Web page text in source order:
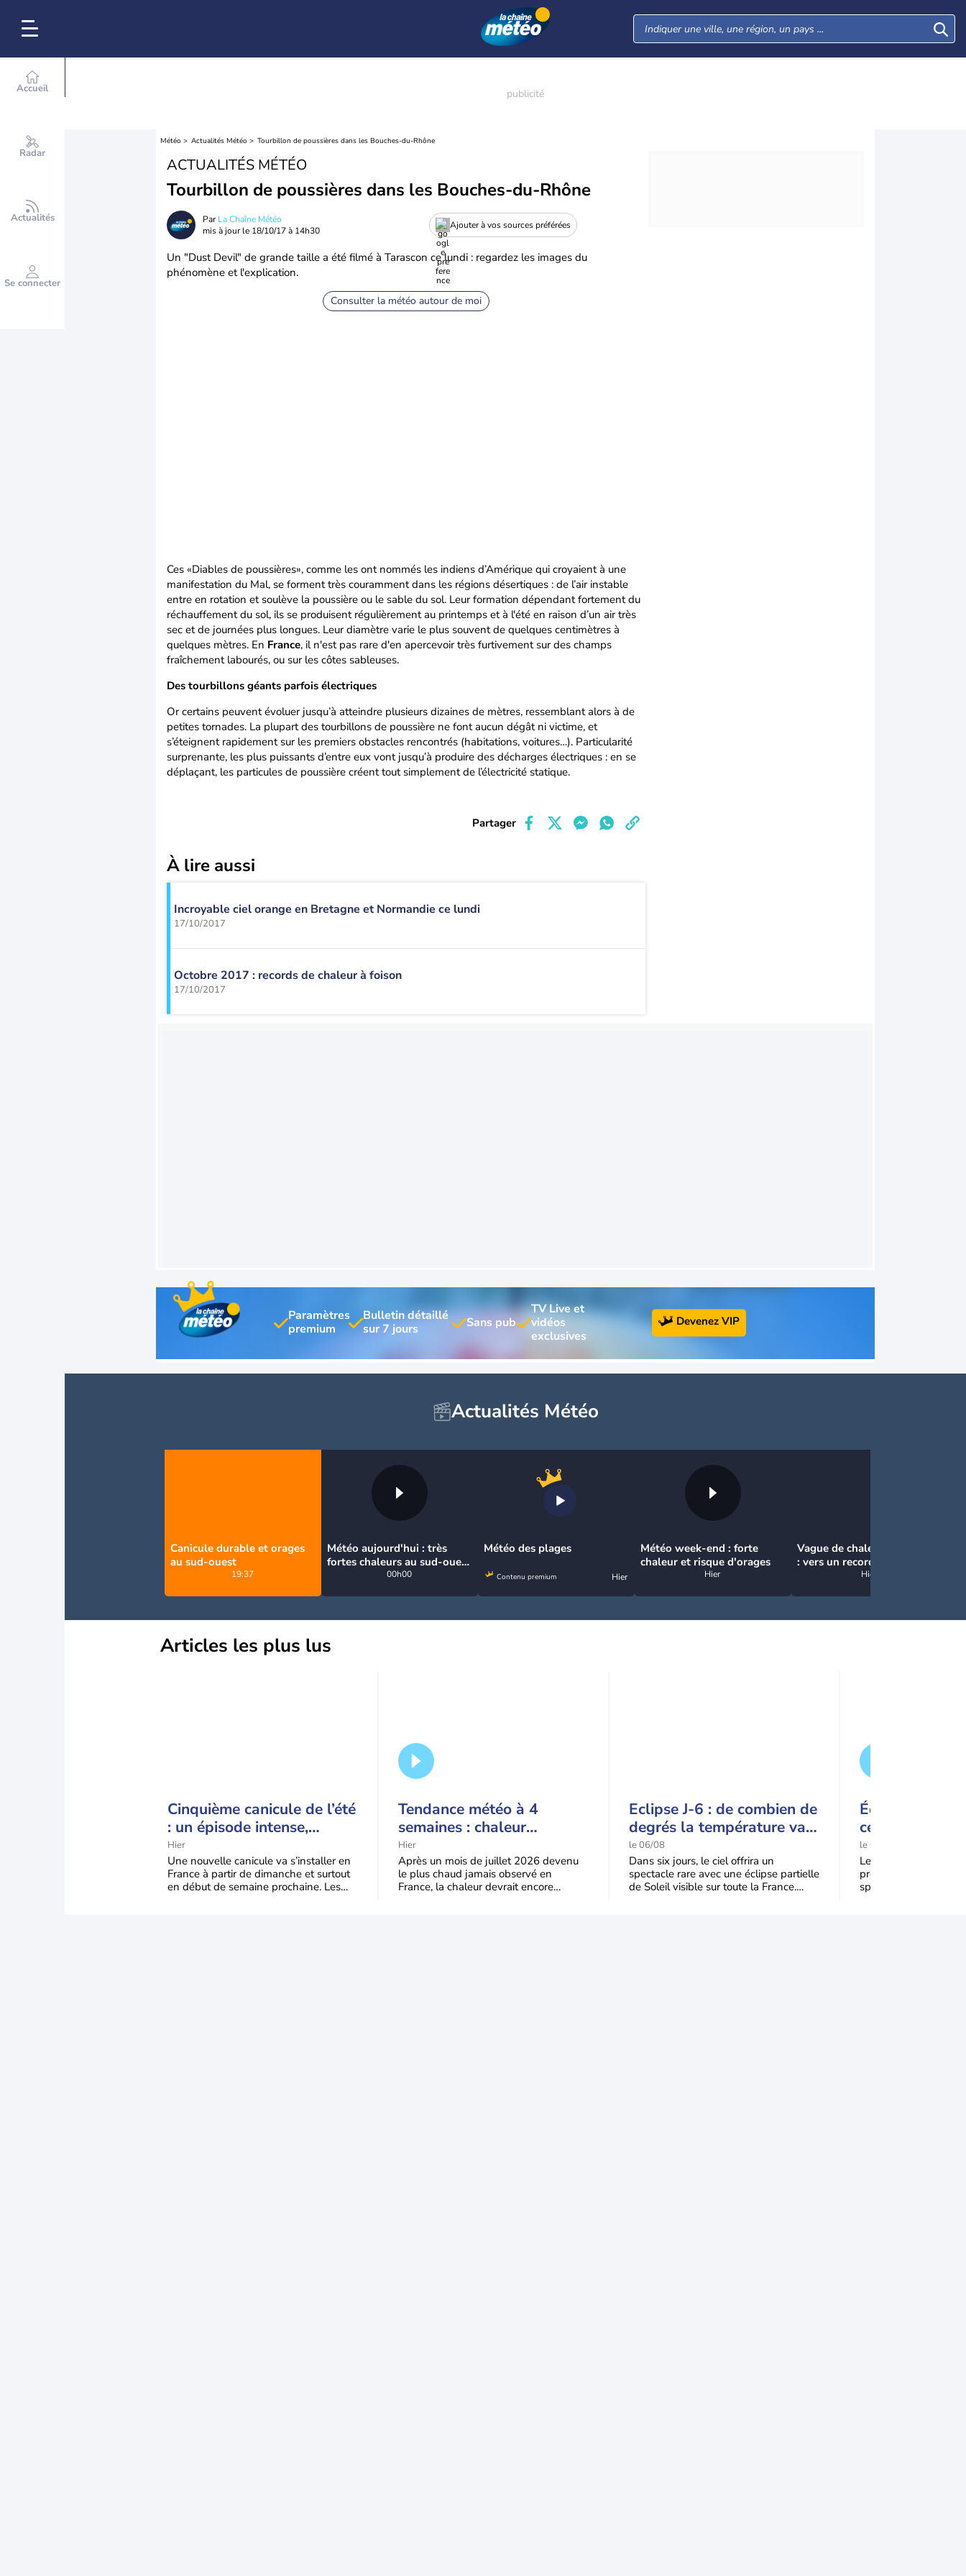
Accueil
Radar
Actualités
Se connecter
Météo Actualités Météo Tourbillon de poussières dans les Bouches-du-Rhône
ACTUALITÉS MÉTÉO
Tourbillon de poussières dans les Bouches-du-Rhône
ParLa Chaîne Météo
mis à jour le 18/10/17 à 14h30
Ajouter à vos sources préférées
Un "Dust Devil" de grande taille a été filmé à Tarascon ce lundi : regardez les images du
phénomène et l'explication.
Consulter la météo autour de moi
Ces «Diables de poussières», comme les ont nommés les indiens d’Amérique qui croyaient à une
manifestation du Mal, se forment très couramment dans les régions désertiques : de l’air instable
entre en rotation et soulève la poussière ou le sable du sol. Leur formation dépendant fortement du
réchauffement du sol, ils se produisent régulièrement au printemps et à l'été en raison d’un air très
sec et de journées plus longues. Leur diamètre varie le plus souvent de quelques centimètres à
quelques mètres. En France, il n'est pas rare d'en apercevoir très furtivement sur des champs
fraîchement labourés, ou sur les côtes sableuses.
Des tourbillons géants parfois électriques
Or certains peuvent évoluer jusqu’à atteindre plusieurs dizaines de mètres, ressemblant alors à de
petites tornades. La plupart des tourbillons de poussière ne font aucun dégât ni victime, et
s’éteignent rapidement sur les premiers obstacles rencontrés (habitations, voitures…). Particularité
surprenante, les plus puissants d’entre eux vont jusqu’à produire des décharges électriques : en se
déplaçant, les particules de poussière créent tout simplement de l’électricité statique.
Partager
À lire aussi
Incroyable ciel orange en Bretagne et Normandie ce lundi
17/10/2017
Octobre 2017 : records de chaleur à foison
17/10/2017
Paramètres
Bulletin détaillé
TV Live et
vidéos
Devenez VIP
Actualités Météo
Canicule durable et orages
au sud-ouest
19:37
Météo aujourd'hui : très
fortes chaleurs au sud-ouest
avant des orages, jusqu'à
00h00
Météo des plages
Contenu premium Hier
Météo week-end : forte
chaleur et risque d'orages
Hier
Vague de chaleur et canicule
: vers un record inédit de
chaleur durable en France
Hier
Articles les plus lus
Cinquième canicule de l’été
: un épisode intense,
durable et étendu la
semaine prochaine
Hier
Une nouvelle canicule va s’installer en
France à partir de dimanche et surtout
en début de semaine prochaine. Les
Tendance météo à 4
semaines : chaleur
prédominante jusqu'en
septembre
Hier
Après un mois de juillet 2026 devenu
le plus chaud jamais observé en
France, la chaleur devrait encore
Eclipse J-6 : de combien de
degrés la température va-
t-elle chuter pendant
l'éclipse du 12 août ?
le 06/08
Dans six jours, le ciel offrira un
spectacle rare avec une éclipse partielle
de Soleil visible sur toute la France.
Éclipse
ce détail
spectacle
le 06/08
Le mercredi 12 août
profitera d’une
spectaculaire, tandis